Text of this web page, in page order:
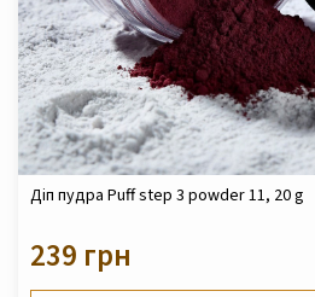
Діп пудра Puff step 3 powder 11, 20 g
239 грн